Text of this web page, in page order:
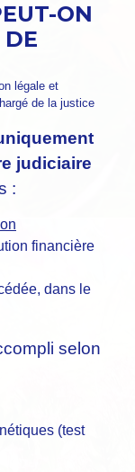
ON
DE
légale et
de la justice
judiciaire
:
financière
dans le
selon
(test